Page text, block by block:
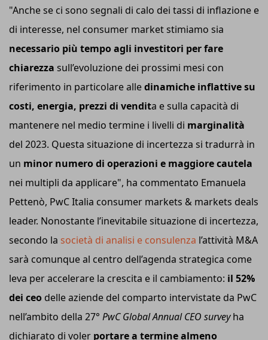
"Anche se ci sono segnali di calo dei tassi di inflazione e
di interesse, nel consumer market stimiamo sia
necessario più tempo agli investitori per fare
chiarezza sull’evoluzione dei prossimi mesi con
riferimento in particolare alledinamiche inflattive su
costi, energia, prezzi di vendita e sulla capacità di
mantenere nel medio termine i livelli di marginalità
del 2023. Questa situazione di incertezza si tradurrà in
un minor numero di operazioni e maggiore cautela
nei multipli da applicare", ha commentato Emanuela
Pettenò, PwC Italia consumer markets & markets deals
leader. Nonostante l’inevitabile situazione di incertezza,
secondo la società di analisi e consulenza l’attività M&A
sarà comunque al centro dell’agenda strategica come
leva per accelerare la crescita e il cambiamento: il 52%
dei ceo delle aziende del comparto intervistate da PwC
nell’ambito della 27° PwC Global Annual CEO surveyha
dichiarato di voler portare a termine almeno